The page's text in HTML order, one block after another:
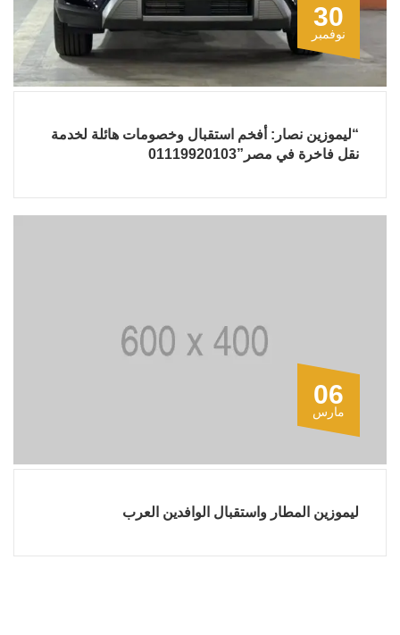
30
نوفمبر
“ليموزين نصار: أفخم استقبال وخصومات هائلة لخدمة
نقل فاخرة في مصر”01119920103
06
مارس
ليموزين المطار واستقبال الوافدين العرب